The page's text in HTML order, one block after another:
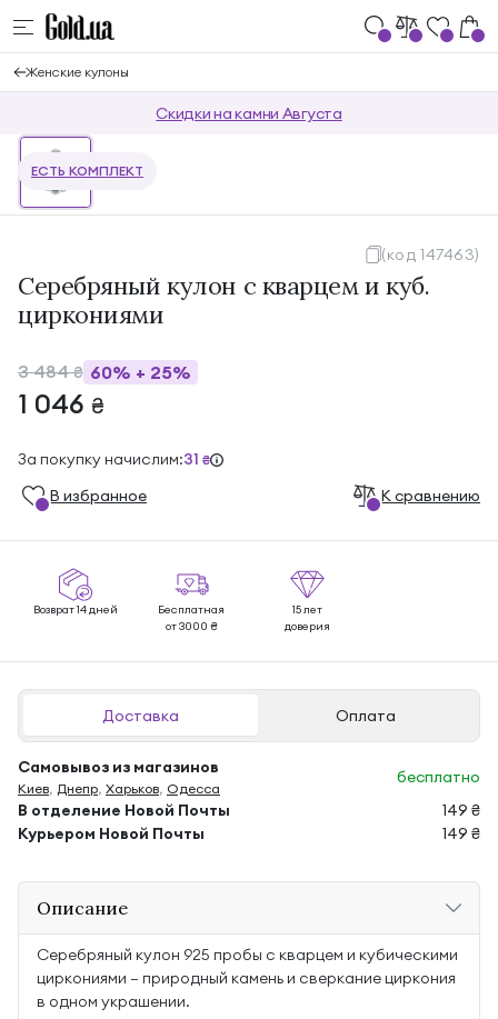
Женские кулоны
Скидки на камни Августа
ЕСТЬ КОМПЛЕКТ
(код 147463)
Серебряный кулон с кварцем и куб.
циркониями
3 484₴ 60% + 25%
1 046 ₴
За покупку начислим:31 ₴
В избранноe К сравнению
Возврат 14 дней
Бесплатная
от 3000 ₴
15 лет
доверия
Доставка Оплата
Самовывоз из магазинов
Киев, Днепр, Харьков, Одесса
бесплатно
В отделение Новой Почты
149 ₴
Курьером Новой Почты
149 ₴
Описание
Серебряный кулон 925 пробы с кварцем и кубическими
циркониями — природный камень и сверкание циркония
в одном украшении.